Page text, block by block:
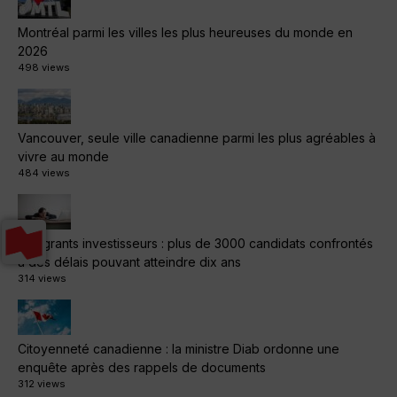
Montréal parmi les villes les plus heureuses du monde en
2026
498 views
Vancouver, seule ville canadienne parmi les plus agréables à
vivre au monde
484 views
Immigrants investisseurs : plus de 3000 candidats confrontés
à des délais pouvant atteindre dix ans
314 views
Citoyenneté canadienne : la ministre Diab ordonne une
enquête après des rappels de documents
312 views